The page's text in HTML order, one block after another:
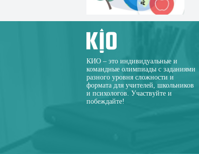
КИО – это индивидуальные и
командные олимпиады с заданиями
разного уровня сложности и
формата для учителей, школьников
и психологов. Участвуйте и
побеждайте!